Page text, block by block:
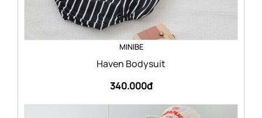
MINIBE
Haven Bodysuit
340.000đ